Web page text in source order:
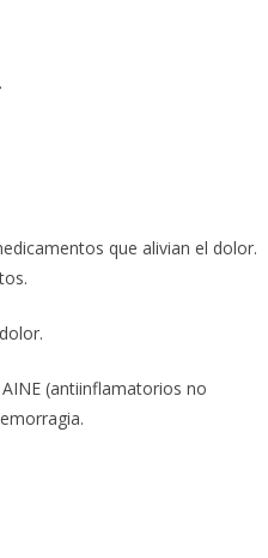
que alivian el dolor.
(antiinflamatorios no